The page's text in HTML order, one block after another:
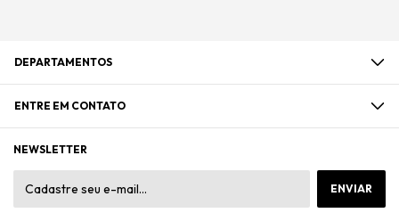
DEPARTAMENTOS
ENTRE EM CONTATO
NEWSLETTER